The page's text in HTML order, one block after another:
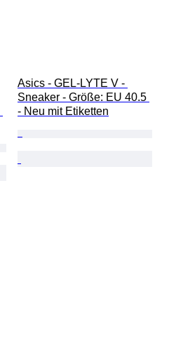
Asics - GEL-LYTE V -
Sneaker - Größe: EU 40.5
- Neu mit Etiketten